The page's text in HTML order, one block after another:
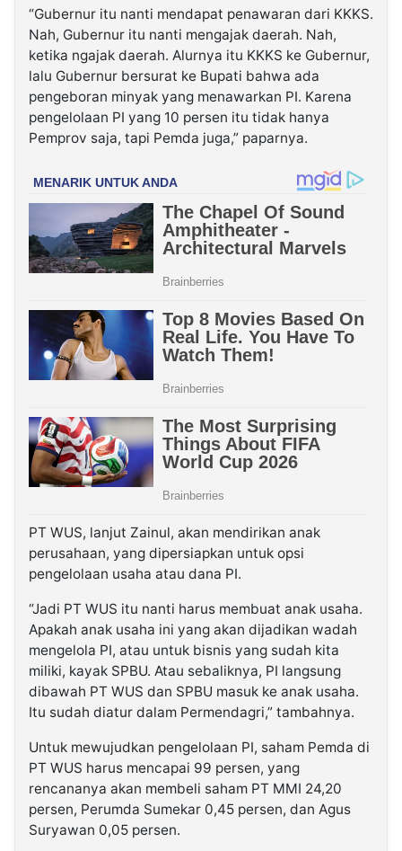
“Gubernur itu nanti mendapat penawaran dari KKKS.
Nah, Gubernur itu nanti mengajak daerah. Nah,
ketika ngajak daerah. Alurnya itu KKKS ke Gubernur,
lalu Gubernur bersurat ke Bupati bahwa ada
pengeboran minyak yang menawarkan PI. Karena
pengelolaan PI yang 10 persen itu tidak hanya
Pemprov saja, tapi Pemda juga,” paparnya.
PT WUS, lanjut Zainul, akan mendirikan anak
perusahaan, yang dipersiapkan untuk opsi
pengelolaan usaha atau dana PI.
“Jadi PT WUS itu nanti harus membuat anak usaha.
Apakah anak usaha ini yang akan dijadikan wadah
mengelola PI, atau untuk bisnis yang sudah kita
miliki, kayak SPBU. Atau sebaliknya, PI langsung
dibawah PT WUS dan SPBU masuk ke anak usaha.
Itu sudah diatur dalam Permendagri,” tambahnya.
Untuk mewujudkan pengelolaan PI, saham Pemda di
PT WUS harus mencapai 99 persen, yang
rencananya akan membeli saham PT MMI 24,20
persen, Perumda Sumekar 0,45 persen, dan Agus
Suryawan 0,05 persen.